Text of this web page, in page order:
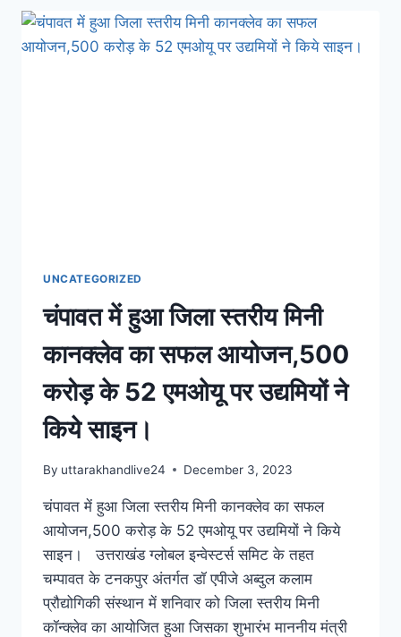
UNCATEGORIZED
चंपावत में हुआ जिला स्तरीय मिनी
कानक्लेव का सफल आयोजन,500
करोड़ के 52 एमओयू पर उद्यमियों ने
किये साइन।
By uttarakhandlive24 December 3, 2023
चंपावत में हुआ जिला स्तरीय मिनी कानक्लेव का सफल
आयोजन,500 करोड़ के 52 एमओयू पर उद्यमियों ने किये
साइन। उत्तराखंड ग्लोबल इन्वेस्टर्स समिट के तहत
चम्पावत के टनकपुर अंतर्गत डॉ एपीजे अब्दुल कलाम
प्रौद्योगिकी संस्थान में शनिवार को जिला स्तरीय मिनी
कॉन्क्लेव का आयोजित हुआ जिसका शुभारंभ माननीय मंत्री